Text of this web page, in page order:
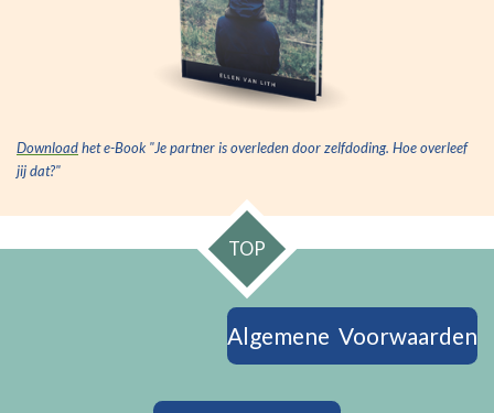
Downloadhet e-Book "Je partner is overleden door zelfdoding. Hoe overleef
jij dat?"
TOP
Algemene Voorwaarden